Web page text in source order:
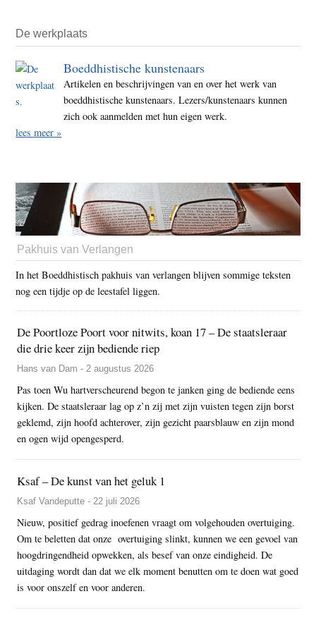
De werkplaats
Boeddhistische kunstenaars
Artikelen en beschrijvingen van en over het werk van
boeddhistische kunstenaars. Lezers/kunstenaars kunnen
zich ook aanmelden met hun eigen werk.
lees meer »
Pakhuis van Verlangen
In het Boeddhistisch pakhuis van verlangen blijven sommige teksten
nog een tijdje op de leestafel liggen.
De Poortloze Poort voor nitwits, koan 17 – De staatsleraar
die drie keer zijn bediende riep
Hans van Dam - 2 augustus 2026
Pas toen Wu hartverscheurend begon te janken ging de bediende eens
kijken. De staatsleraar lag op z’n zij met zijn vuisten tegen zijn borst
geklemd, zijn hoofd achterover, zijn gezicht paarsblauw en zijn mond
en ogen wijd opengesperd.
Ksaf – De kunst van het geluk 1
Ksaf Vandeputte - 22 juli 2026
Nieuw, positief gedrag inoefenen vraagt om volgehouden overtuiging.
Om te beletten dat onze overtuiging slinkt, kunnen we een gevoel van
hoogdringendheid opwekken, als besef van onze eindigheid. De
uitdaging wordt dan dat we elk moment benutten om te doen wat goed
is voor onszelf en voor anderen.